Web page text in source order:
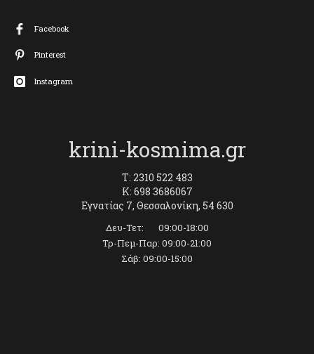
Facebook
Pinterest
Instagram
krini-kosmima.gr
T: 2310 522 483
K: 698 3686067
Εγνατίας 7, Θεσσαλονίκη, 54 630
Δευ-Τετ: 09:00-18:00
Τρ-Πεμ-Παρ: 09:00-21:00
Σάβ: 09:00-15:00